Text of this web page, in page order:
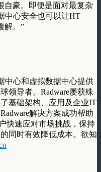
自豪。即便是面对最复杂
中心安全也可以让HT
解。”
中心和虚拟数据中心提供
领导者。Radware屡获殊
基础架构、应用及企业IT
解决方案成功帮助
快速应对市场挑战，保持
同时有效降低成本。欲知